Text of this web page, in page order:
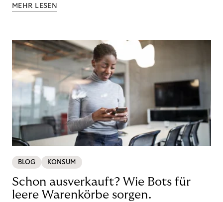
MEHR LESEN
BLOG KONSUM
Schon ausverkauft? Wie Bots für
leere Warenkörbe sorgen.